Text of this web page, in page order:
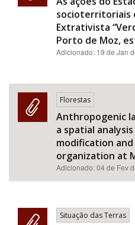
socioterritoriais
Extrativista
Porto de Moz,
Adicionado: 19 de Jan
Florestas
Anthropogenic
a spatial
modification
organization at
Adicionado:04 de Fev
Situação das Terras